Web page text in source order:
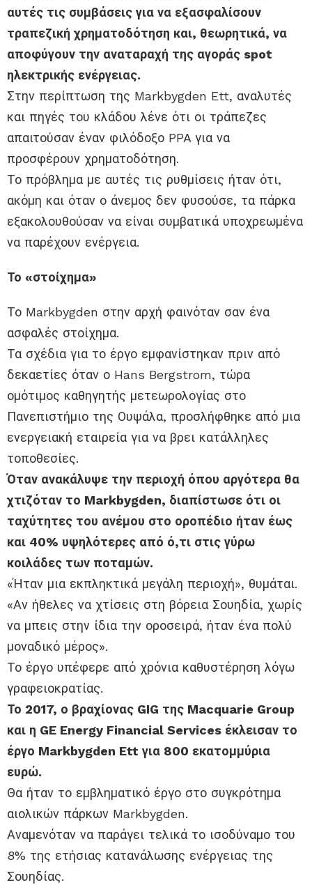
αυτές τις συμβάσεις για να εξασφαλίσουν
τραπεζική χρηματοδότηση και, θεωρητικά, να
αποφύγουν την αναταραχή της αγοράς spot
ηλεκτρικής ενέργειας.
Στην περίπτωση της Markbygden Ett, αναλυτές
και πηγές του κλάδου λένε ότι οι τράπεζες
απαιτούσαν έναν φιλόδοξο PPA για να
προσφέρουν χρηματοδότηση.
Το πρόβλημα με αυτές τις ρυθμίσεις ήταν ότι,
ακόμη και όταν ο άνεμος δεν φυσούσε, τα πάρκα
εξακολουθούσαν να είναι συμβατικά υποχρεωμένα
να παρέχουν ενέργεια.
Το «στοίχημα»
Το Markbygden στην αρχή φαινόταν σαν ένα
ασφαλές στοίχημα.
Τα σχέδια για το έργο εμφανίστηκαν πριν από
δεκαετίες όταν ο Hans Bergstrom, τώρα
ομότιμος καθηγητής μετεωρολογίας στο
Πανεπιστήμιο της Ουψάλα, προσλήφθηκε από μια
ενεργειακή εταιρεία για να βρει κατάλληλες
τοποθεσίες.
Όταν ανακάλυψε την περιοχή όπου αργότερα θα
χτιζόταν το Markbygden, διαπίστωσε ότι οι
ταχύτητες του ανέμου στο οροπέδιο ήταν έως
και 40% υψηλότερες από ό,τι στις γύρω
κοιλάδες των ποταμών.
«Ήταν μια εκπληκτικά μεγάλη περιοχή», θυμάται.
«Αν ήθελες να χτίσεις στη βόρεια Σουηδία, χωρίς
να μπεις στην ίδια την οροσειρά, ήταν ένα πολύ
μοναδικό μέρος».
Το έργο υπέφερε από χρόνια καθυστέρηση λόγω
γραφειοκρατίας.
Το 2017, ο βραχίονας GIG της Macquarie Group
και η GE Energy Financial Services έκλεισαν το
έργο Markbygden Ett για 800 εκατομμύρια
ευρώ.
Θα ήταν το εμβληματικό έργο στο συγκρότημα
αιολικών πάρκων Markbygden.
Αναμενόταν να παράγει τελικά το ισοδύναμο του
8% της ετήσιας κατανάλωσης ενέργειας της
Σουηδίας.